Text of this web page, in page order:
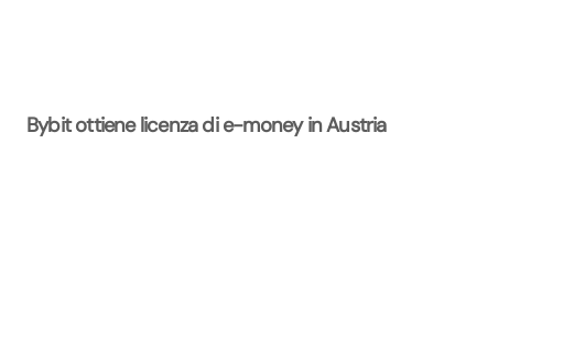
Bybit ottiene licenza di e-money in Austria